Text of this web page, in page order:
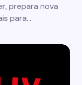
prepara nova
para…